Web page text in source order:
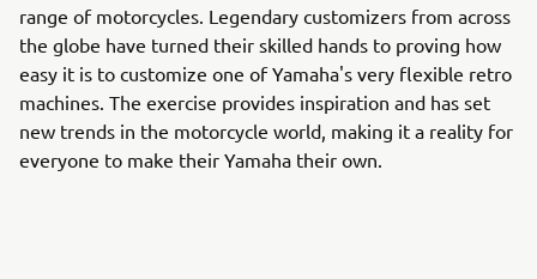
range of motorcycles. Legendary customizers from across
the globe have turned their skilled hands to proving how
easy it is to customize one of Yamaha's very flexible retro
machines. The exercise provides inspiration and has set
new trends in the motorcycle world, making it a reality for
everyone to make their Yamaha their own.